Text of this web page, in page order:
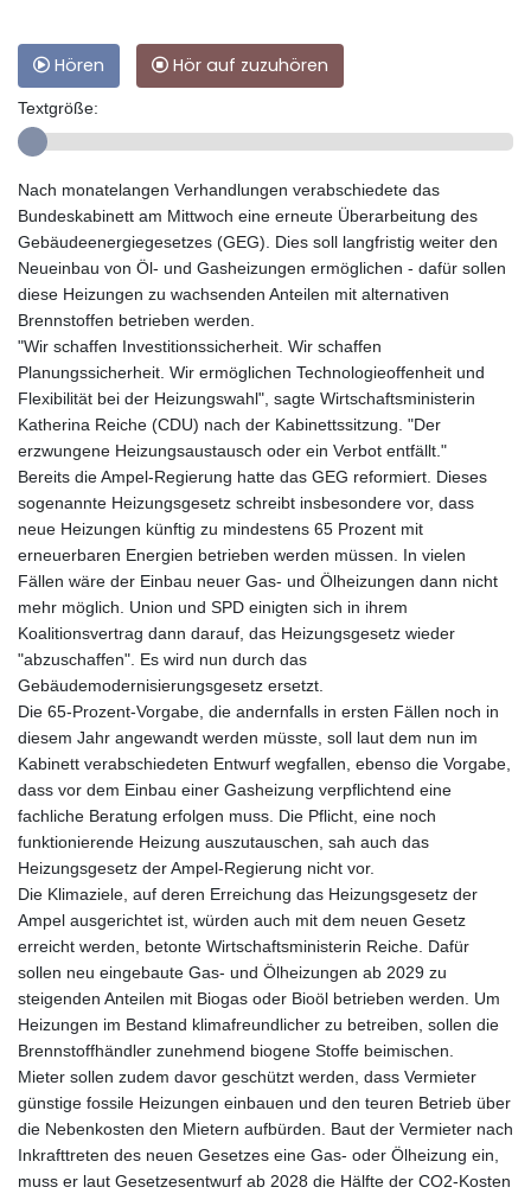
Hören Hör auf zuzuhören
Textgröße:
Nach monatelangen Verhandlungen verabschiedete das
Bundeskabinett am Mittwoch eine erneute Überarbeitung des
Gebäudeenergiegesetzes (GEG). Dies soll langfristig weiter den
Neueinbau von Öl- und Gasheizungen ermöglichen - dafür sollen
diese Heizungen zu wachsenden Anteilen mit alternativen
Brennstoffen betrieben werden.
"Wir schaffen Investitionssicherheit. Wir schaffen
Planungssicherheit. Wir ermöglichen Technologieoffenheit und
Flexibilität bei der Heizungswahl", sagte Wirtschaftsministerin
Katherina Reiche (CDU) nach der Kabinettssitzung. "Der
erzwungene Heizungsaustausch oder ein Verbot entfällt."
Bereits die Ampel-Regierung hatte das GEG reformiert. Dieses
sogenannte Heizungsgesetz schreibt insbesondere vor, dass
neue Heizungen künftig zu mindestens 65 Prozent mit
erneuerbaren Energien betrieben werden müssen. In vielen
Fällen wäre der Einbau neuer Gas- und Ölheizungen dann nicht
mehr möglich. Union und SPD einigten sich in ihrem
Koalitionsvertrag dann darauf, das Heizungsgesetz wieder
"abzuschaffen". Es wird nun durch das
Gebäudemodernisierungsgesetz ersetzt.
Die 65-Prozent-Vorgabe, die andernfalls in ersten Fällen noch in
diesem Jahr angewandt werden müsste, soll laut dem nun im
Kabinett verabschiedeten Entwurf wegfallen, ebenso die Vorgabe,
dass vor dem Einbau einer Gasheizung verpflichtend eine
fachliche Beratung erfolgen muss. Die Pflicht, eine noch
funktionierende Heizung auszutauschen, sah auch das
Heizungsgesetz der Ampel-Regierung nicht vor.
Die Klimaziele, auf deren Erreichung das Heizungsgesetz der
Ampel ausgerichtet ist, würden auch mit dem neuen Gesetz
erreicht werden, betonte Wirtschaftsministerin Reiche. Dafür
sollen neu eingebaute Gas- und Ölheizungen ab 2029 zu
steigenden Anteilen mit Biogas oder Bioöl betrieben werden. Um
Heizungen im Bestand klimafreundlicher zu betreiben, sollen die
Brennstoffhändler zunehmend biogene Stoffe beimischen.
Mieter sollen zudem davor geschützt werden, dass Vermieter
günstige fossile Heizungen einbauen und den teuren Betrieb über
die Nebenkosten den Mietern aufbürden. Baut der Vermieter nach
Inkrafttreten des neuen Gesetzes eine Gas- oder Ölheizung ein,
muss er laut Gesetzesentwurf ab 2028 die Hälfte der CO2-Kosten